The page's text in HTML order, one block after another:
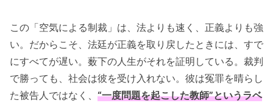
この「空気による制裁」は、法よりも速く、正義よりも強
い。だからこそ、法廷が正義を取り戻したときには、すで
にすべてが遅い。薮下の人生がそれを証明している。裁判
で勝っても、社会は彼を受け入れない。彼は冤罪を晴らし
た被告人ではなく、 “一度問題を起こした教師”というラベ